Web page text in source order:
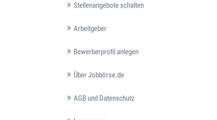
Stellenangebote schalten
Arbeitgeber
Bewerberprofil anlegen
Über Jobbörse.de
AGB und Datenschutz